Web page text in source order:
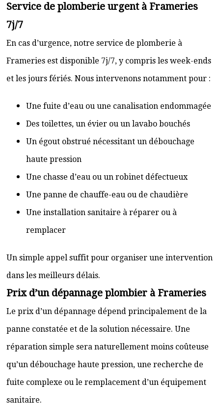
Service de plomberie urgent à Frameries
7j/7
En cas d’urgence, notre service de plomberie à
Frameries est disponible 7j/7, y compris les week-ends
et les jours fériés. Nous intervenons notamment pour :
Une fuite d’eau ou une canalisation endommagée
Des toilettes, un évier ou un lavabo bouchés
Un égout obstrué nécessitant un débouchage
haute pression
Une chasse d’eau ou un robinet défectueux
Une panne de chauffe-eau ou de chaudière
Une installation sanitaire à réparer ou à
remplacer
Un simple appel suffit pour organiser une intervention
dans les meilleurs délais.
Prix d’un dépannage plombier à Frameries
Le prix d’un dépannage dépend principalement de la
panne constatée et de la solution nécessaire. Une
réparation simple sera naturellement moins coûteuse
qu’un débouchage haute pression, une recherche de
fuite complexe ou le remplacement d’un équipement
sanitaire.